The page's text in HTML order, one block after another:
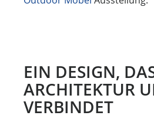
EIN DESIGN,
ARCHITEKTUR
VERBINDET